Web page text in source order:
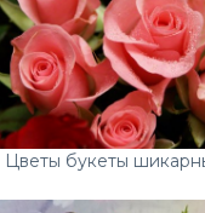
Цветы букеты